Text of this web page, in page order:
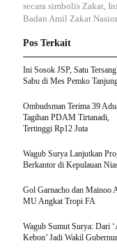
secara simbolis Zakat,
Badan Amil Zakat
Pos Terkait
Ini Sosok JSP, Satu
Sabu di Mes Pemko
Ombudsman Terima 39
Tagihan PDAM Tirtanadi,
Tertinggi Rp12 Juta
Wagub Surya Lanjutkan
Berkantor di Kepulauan
Gol Garnacho dan Mainoo
MU Angkat Tropi FA
Wagub Sumut Surya: Dari
Kebon’ Jadi Wakil Gubernur